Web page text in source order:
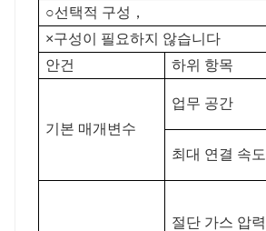
○선택적 구성，
×구성이 필요하지 않습니다
안건
하위 항목
기본 매개변수
업무 공간
최대 연결 속도
절단 가스 압력